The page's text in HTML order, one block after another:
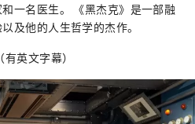
一名医生。 《黑杰克》是一部融
及他的人生哲学的杰作。
英文字幕）